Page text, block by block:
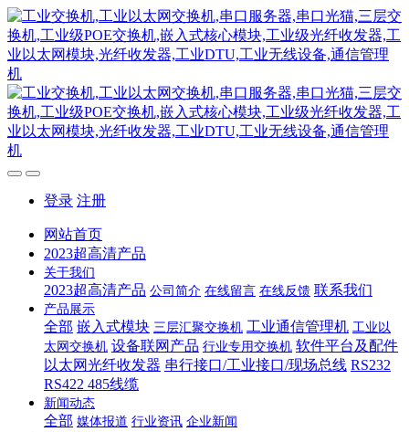
登录 注册
网站首页
2023超高清产品
关于我们
2023超高清产品 公司简介 在线留言 在线反馈 联系我们
产品展示
全部 嵌入式模块 三层汇聚交换机 工业通信管理机 工业以
太网交换机 设备联网产品 行业专用交换机 软件平台及配件
以太网光纤收发器 串行接口/工业接口/现场总线 RS232
RS422 485线缆
新闻动态
全部 媒体报道 行业资讯 企业新闻